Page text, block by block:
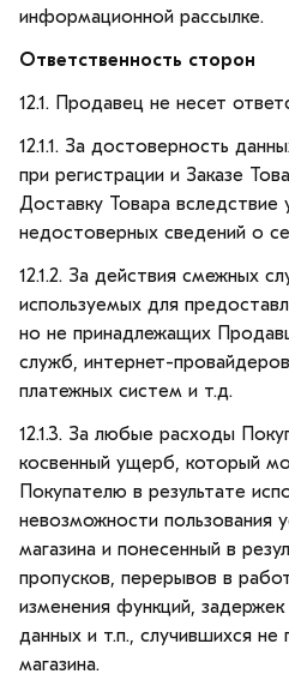
информационной рассылке.
Ответственность сторон
12.1. Продавец не несет
12.1.1. За достоверность
при регистрации и Заказе
Доставку Товара вследствие
недостоверных сведений о
12.1.2. За действия смежных
используемых для
но не принадлежащих
служб, интернет-
платежных систем и т.д.
12.1.3. За любые расходы
косвенный ущерб, который
Покупателю в результате
невозможности пользования
магазина и понесенный в
пропусков, перерывов в
изменения функций,
данных и т.п., случившихся
магазина.